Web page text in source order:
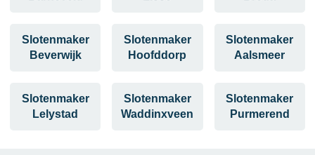
Slotenmaker
Beverwijk
Slotenmaker
Hoofddorp
Slotenmaker
Aalsmeer
Slotenmaker
Lelystad
Slotenmaker
Waddinxveen
Slotenmaker
Purmerend